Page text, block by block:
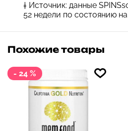
‡ Источник: данные
52 недели по состоянию на
Похожие товары
- 24 %